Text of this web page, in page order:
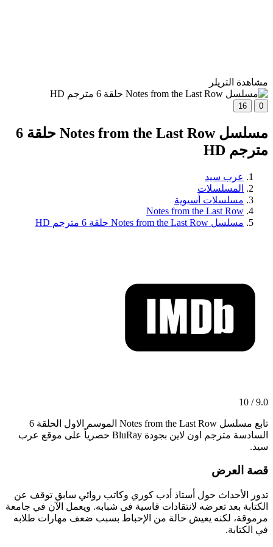
مشاهدة التريلر
0
16
مسلسل Notes from the Last Row حلقة 6
مترجم HD
عرب سيد
المسلسلات
مسلسلات أسيوية
Notes from the Last Row
مسلسل Notes from the Last Row حلقة 6 مترجم HD
9.0 / 10
تابع مسلسل Notes from the Last Row الموسم الاول الحلقة 6
السادسة مترجم اون لاين بجودة BluRay حصرياً على موقع عرب
سيد.
قصة العرض
تدور الأحداث حول أستاذ أدب كوري وكاتب روائي سابق توقف عن
الكتابة بعد تعرضه لانتقادات قاسية في شبابه. ويعمل الآن في جامعة
مرموقة، لكنه يعيش حالة من الإحباط بسبب ضعف مهارات طلابه
في الكتابة.